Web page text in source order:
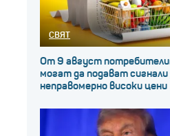
СВЯТ
От 9 август
могат да подават сигнали
неправомерно високи цени